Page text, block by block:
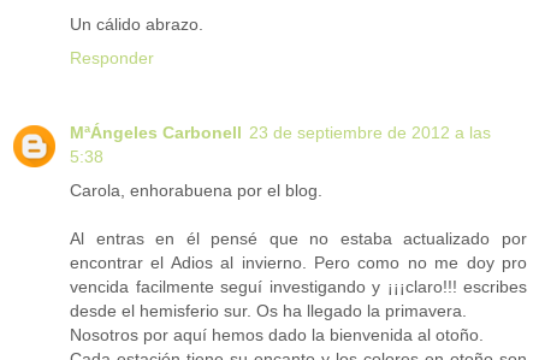
Un cálido abrazo.
Responder
MªÁngeles Carbonell 23 de septiembre de 2012 a las
5:38
Carola, enhorabuena por el blog.
Al entras en él pensé que no estaba actualizado por
encontrar el Adios al invierno. Pero como no me doy pro
vencida facilmente seguí investigando y ¡¡¡claro!!! escribes
desde el hemisferio sur. Os ha llegado la primavera.
Nosotros por aquí hemos dado la bienvenida al otoño.